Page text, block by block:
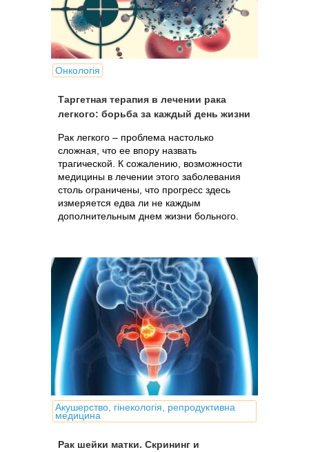
Онкологія
Таргетная терапия в лечении рака
легкого: борьба за каждый день жизни
Рак легкого – проблема настолько
сложная, что ее впору назвать
трагической. К сожалению, возможности
медицины в лечении этого заболевания
столь ограничены, что прогресс здесь
измеряется едва ли не каждым
дополнительным днем жизни больного.
Акушерство, гінекологія, репродуктивна
медицина
Рак шейки матки. Скрининг и